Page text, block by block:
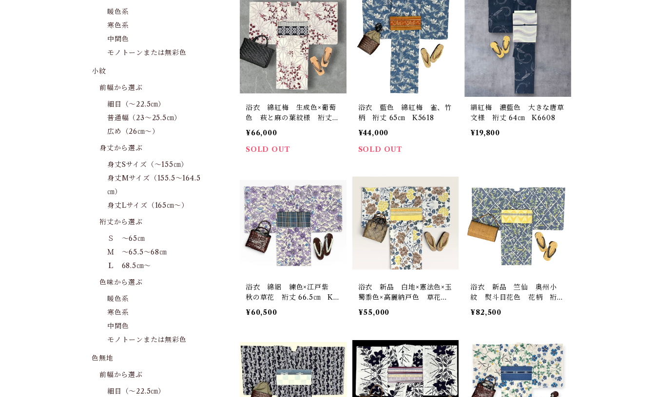
浴衣 綿紅梅 生成色×葡萄
色 萩と麻の葉紋様 裄丈6
7.5 ㎝ K6844
¥66,000
SOLD OUT
浴衣 藍色 綿紅梅 雀、竹
柄 裄丈 65㎝ K5618
¥44,000
SOLD OUT
絹紅梅 濃藍色 大きな唐草
文様 裄丈 64㎝ K6608
¥19,800
浴衣 綿絽 練色×江戸紫
秋の草花 裄丈 66.5㎝ K6
845
¥60,500
浴衣 新品 白地×憲法色×玉
蜀黍色×高麗納戸色 草花
柄 裄丈 69㎝ K6841
¥55,000
浴衣 新品 竺仙 奥州小
紋 熨斗目花色 花柄 裄丈
69.5㎝ K6850
¥82,500
暖色系
寒色系
中間色
モノトーンまたは無彩色
小紋
前幅から選ぶ
細目（～22.5㎝）
普通幅（23～25.5㎝）
広め（26㎝～）
身丈から選ぶ
身丈Sサイズ（～155㎝）
身丈Mサイズ（155.5～164.5
㎝）
身丈Lサイズ（165㎝～）
裄丈から選ぶ
Ｓ ～65㎝
Ｍ ～65.5～68㎝
Ｌ 68.5㎝～
色味から選ぶ
暖色系
寒色系
中間色
モノトーンまたは無彩色
色無地
前幅から選ぶ
細目（～22.5㎝）